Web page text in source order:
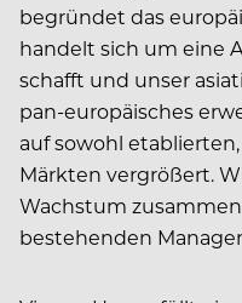
begründet das
handelt sich um eine
schafft und unser
pan-europäisches
auf sowohl
Märkten vergrößert.
Wachstum
bestehenden